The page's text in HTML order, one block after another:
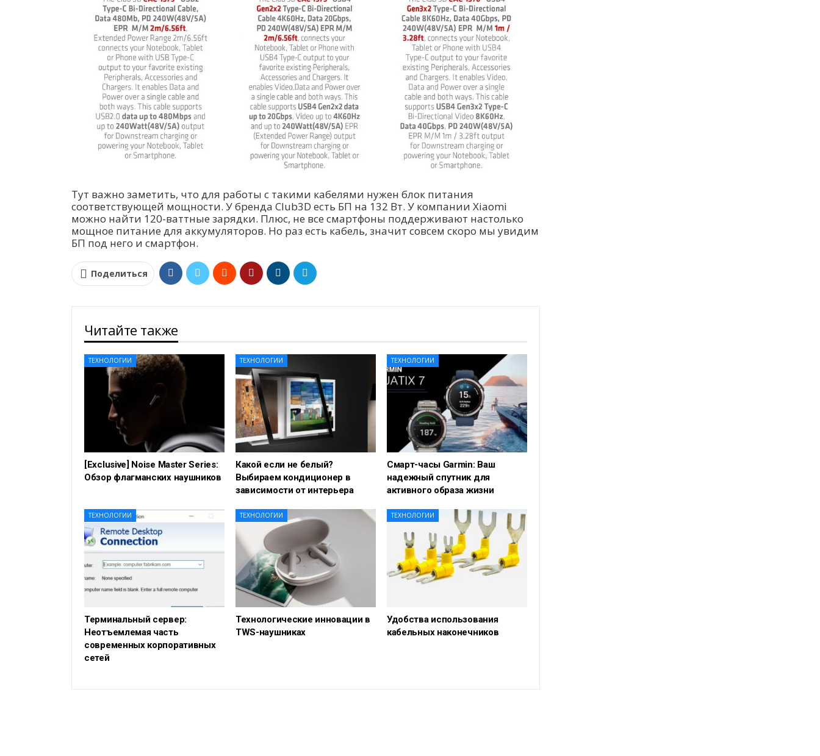
Тут важно заметить, что для работы с такими кабелями нужен блок питания
соответствующей мощности. У бренда Club3D есть БП на 132 Вт. У компании Xiaomi
можно найти 120-ваттные зарядки. Плюс, не все смартфоны поддерживают настолько
мощное питание для аккумуляторов. Но раз есть кабель, значит совсем скоро мы увидим
БП под него и смартфон.
Поделиться
Читайте также
ТЕХНОЛОГИИ
[Exclusive] Noise Master Series:
Обзор флагманских наушников
ТЕХНОЛОГИИ
Какой если не белый?
Выбираем кондиционер в
зависимости от интерьера
ТЕХНОЛОГИИ
Смарт-часы Garmin: Ваш
надежный спутник для
активного образа жизни
ТЕХНОЛОГИИ
Терминальный сервер:
Неотъемлемая часть
современных корпоративных
сетей
ТЕХНОЛОГИИ
Технологические инновации в
TWS-наушниках
ТЕХНОЛОГИИ
Удобства использования
кабельных наконечников